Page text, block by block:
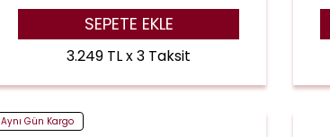
SEPETE EKLE
3.249 TL x 3 Taksit
Aynı Gün Kargo